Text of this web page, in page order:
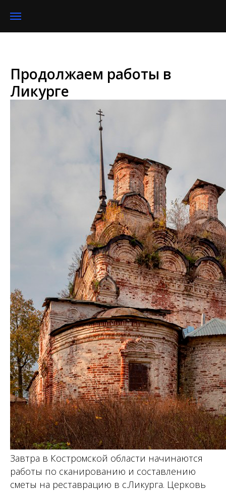
Продолжаем работы в
Ликурге
Завтра в Костромской области начинаются
работы по сканированию и составлению
сметы на реставрацию в с.Ликурга. Церковь